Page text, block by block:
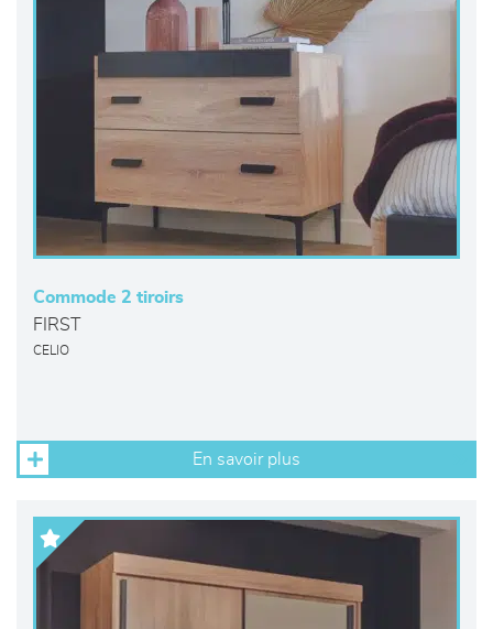
Commode 2 tiroirs
FIRST
CELIO
En savoir plus